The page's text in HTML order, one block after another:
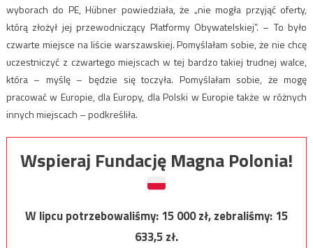
wyborach do PE, Hübner powiedziała, że „nie mogła przyjąć oferty,
którą złożył jej przewodniczący Platformy Obywatelskiej”. – To było
czwarte miejsce na liście warszawskiej. Pomyślałam sobie, że nie chcę
uczestniczyć z czwartego miejscach w tej bardzo takiej trudnej walce,
która – myślę – będzie się toczyła. Pomyślałam sobie, że mogę
pracować w Europie, dla Europy, dla Polski w Europie także w różnych
innych miejscach – podkreśliła.
Wspieraj Fundację Magna Polonia!
W lipcu potrzebowaliśmy:15 000zł, zebraliśmy:15
633,5zł.